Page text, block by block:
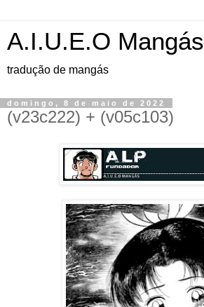
A.I.U.E.O Mangás
tradução de mangás
domingo, 8 de maio de 2022
(v23c222) + (v05c103)